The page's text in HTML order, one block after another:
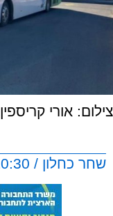
צילום: אורי קריספין
שחר כחלון / 10:30 20.10.22